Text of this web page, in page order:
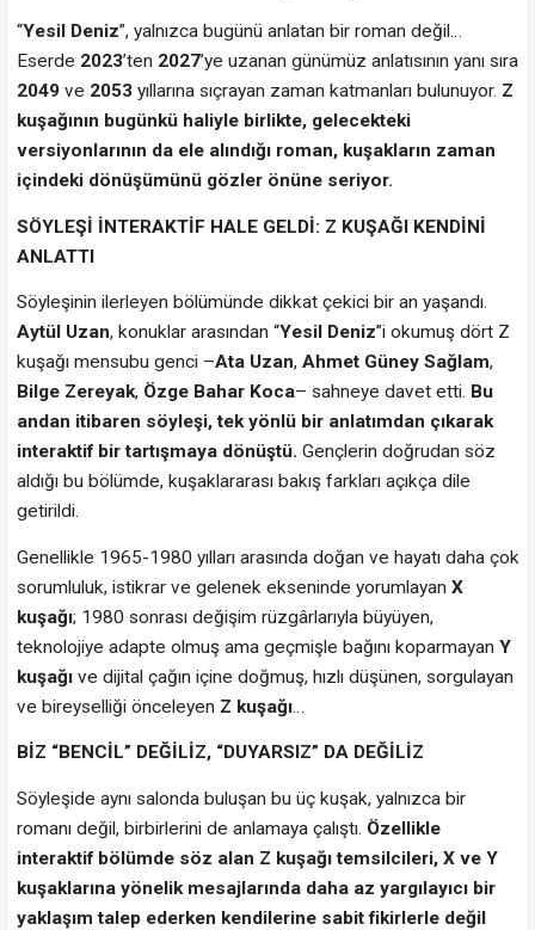
“Yesil Deniz”, yalnızca bugünü anlatan bir roman değil…
Eserde 2023’ten 2027’ye uzanan günümüz anlatısının yanı sıra
2049ve 2053yıllarına sıçrayan zaman katmanları bulunuyor. Z
kuşağının bugünkü haliyle birlikte, gelecekteki
versiyonlarının da ele alındığı roman, kuşakların zaman
içindeki dönüşümünü gözler önüne seriyor.
SÖYLEŞİ İNTERAKTİF HALE GELDİ: Z KUŞAĞI KENDİNİ
ANLATTI
Söyleşinin ilerleyen bölümünde dikkat çekici bir an yaşandı.
Aytül Uzan, konuklar arasından “Yesil Deniz”i okumuş dört Z
kuşağı mensubu genci –Ata Uzan, Ahmet Güney Sağlam,
Bilge Zereyak, Özge Bahar Koca– sahneye davet etti. Bu
andan itibaren söyleşi, tek yönlü bir anlatımdan çıkarak
interaktif bir tartışmaya dönüştü. Gençlerin doğrudan söz
aldığı bu bölümde, kuşaklararası bakış farkları açıkça dile
getirildi.
Genellikle 1965-1980 yılları arasında doğan ve hayatı daha çok
sorumluluk, istikrar ve gelenek ekseninde yorumlayan X
kuşağı; 1980 sonrası değişim rüzgârlarıyla büyüyen,
teknolojiye adapte olmuş ama geçmişle bağını koparmayan Y
kuşağıve dijital çağın içine doğmuş, hızlı düşünen, sorgulayan
ve bireyselliği önceleyen Z kuşağı…
BİZ “BENCİL” DEĞİLİZ, “DUYARSIZ” DA DEĞİLİZ
Söyleşide aynı salonda buluşan bu üç kuşak, yalnızca bir
romanı değil, birbirlerini de anlamaya çalıştı. Özellikle
interaktif bölümde söz alan Z kuşağı temsilcileri, X ve Y
kuşaklarına yönelik mesajlarında daha az yargılayıcı bir
yaklaşım talep ederken kendilerine sabit fikirlerle değil